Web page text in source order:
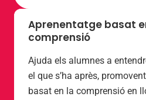
Aprenentatge basat
comprensió
Ajuda els alumnes a
el que s’ha après,
basat en la comprensió en